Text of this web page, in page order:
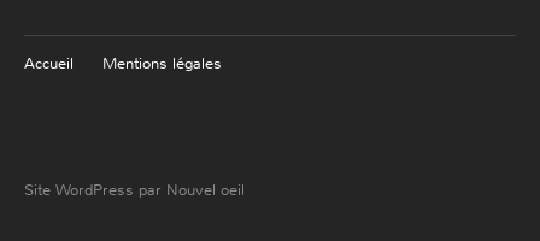
Accueil Mentions légales
Site WordPress par Nouvel oeil